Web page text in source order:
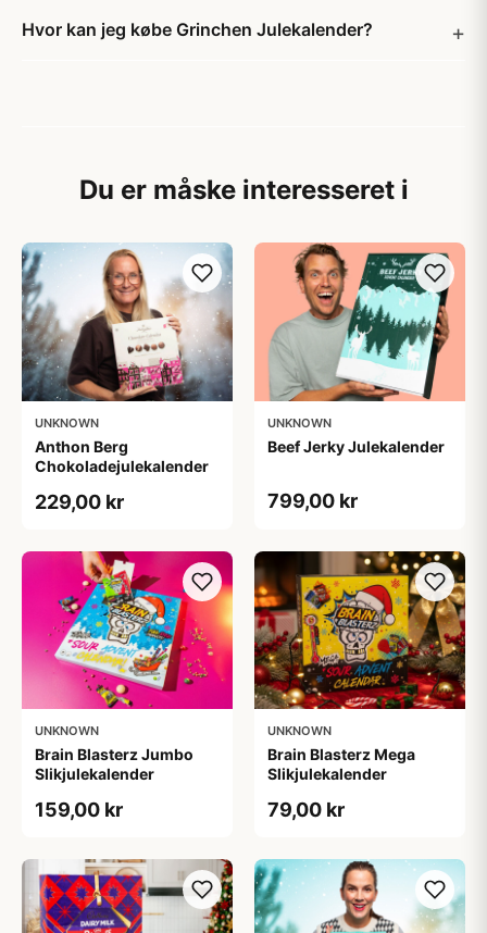
Hvor kan jeg købe Grinchen Julekalender?
Du er måske interesseret i
UNKNOWN
Anthon Berg
Chokoladejulekalender
229,00 kr
UNKNOWN
Beef Jerky Julekalender
799,00 kr
UNKNOWN
Brain Blasterz Jumbo
Slikjulekalender
159,00 kr
UNKNOWN
Brain Blasterz Mega
Slikjulekalender
79,00 kr